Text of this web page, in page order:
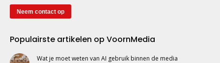
Neem contact op
Populairste artikelen op VoornMedia
Wat je moet weten van AI gebruik binnen de media